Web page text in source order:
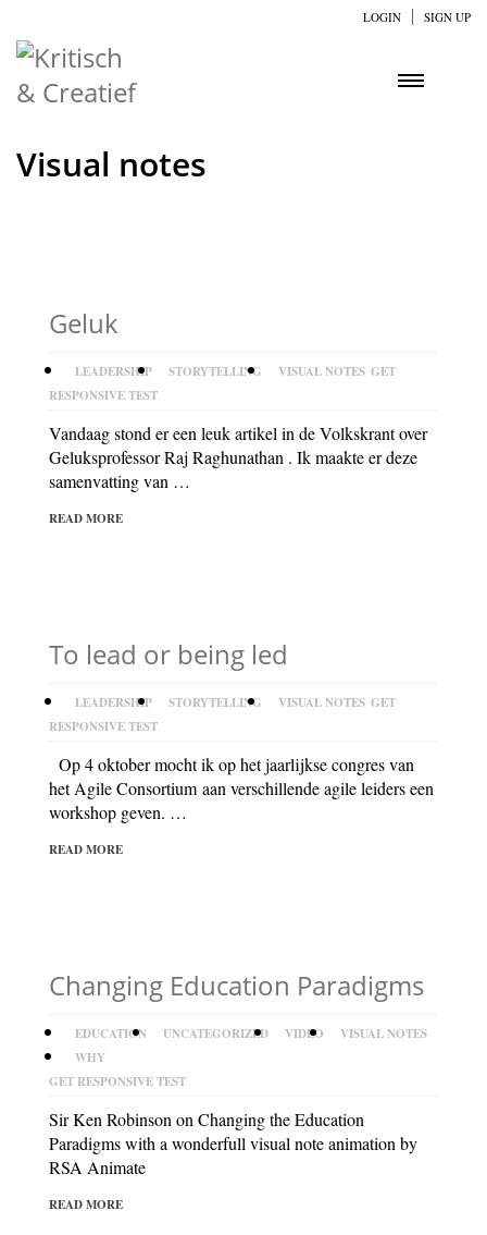
LOGIN SIGN UP
Visual notes
Geluk
LEADERSHIP STORYTELLING VISUAL NOTES GET
RESPONSIVE TEST
Vandaag stond er een leuk artikel in de Volkskrant over
Geluksprofessor Raj Raghunathan . Ik maakte er deze
samenvatting van …
READ MORE
To lead or being led
LEADERSHIP STORYTELLING VISUAL NOTES GET
RESPONSIVE TEST
Op 4 oktober mocht ik op het jaarlijkse congres van
het Agile Consortium aan verschillende agile leiders een
workshop geven. …
READ MORE
Changing Education Paradigms
EDUCATION UNCATEGORIZED VIDEO
VISUAL NOTES
WHY
GET RESPONSIVE TEST
Sir Ken Robinson on Changing the Education
Paradigms with a wonderfull visual note animation by
RSA Animate
READ MORE